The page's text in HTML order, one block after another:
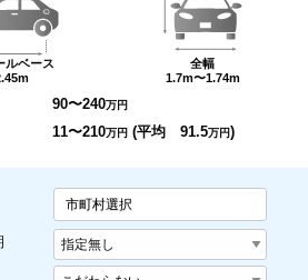
ルベース
全幅
1.7m〜1.74m
90〜240万円
11〜210万円 (平均 91.5万円)
市町村選択